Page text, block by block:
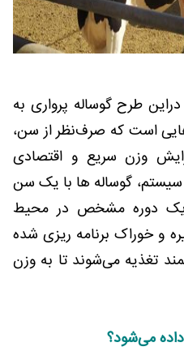
طرح گوساله پرواری به
است که صرف‌نظر از سن،
وزن سریع و اقتصادی
گوساله ها با یک سن
دوره مشخص در محیط
و خوراک برنامه ریزی شده
تغذیه می‌شوند تا به وزن
می‌شود؟